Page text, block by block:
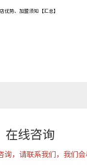
优势、加盟须知【汇总】
在线咨询
，请联系我们，我们会